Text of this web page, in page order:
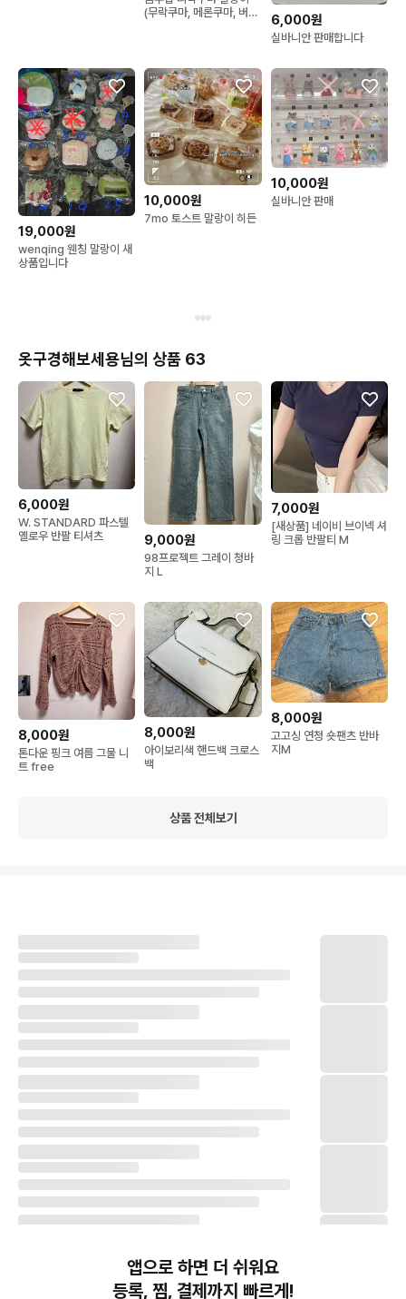
(무락쿠마, 메론쿠마, 버섯
6,000원
실바니안 판매합니다
19,000원
wenqing 웬칭 말랑이 새
상품입니다
10,000원
7mo 토스트 말랑이 히든
10,000원
실바니안 판매
옷구경해보세용님의 상품 63
6,000원
W. STANDARD 파스텔
옐로우 반팔 티셔츠
9,000원
98프로젝트 그레이 청바
지 L
7,000원
[새상품] 네이비 브이넥 셔
링 크롭 반팔티 M
8,000원
톤다운 핑크 여름 그물 니
트 free
8,000원
아이보리색 핸드백 크로스
백
8,000원
고고싱 연청 숏팬츠 반바
지M
상품 전체보기
앱으로 하면 더 쉬워요
등록, 찜, 결제까지 빠르게!